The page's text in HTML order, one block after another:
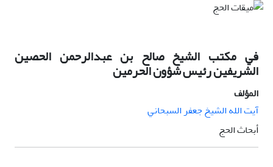
في مکتب الشيخ صالح بن عبدالرحمن الحصين
الشريفين رئيس شؤون الحرمين
المؤلف
آيت الله الشيخ جعفر السبحاني
أبحاث الحج